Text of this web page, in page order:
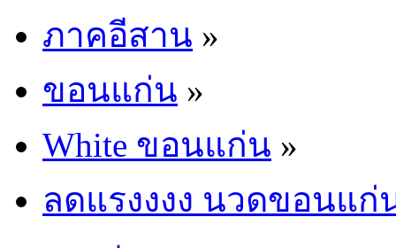
ภาคอีสาน »
ขอนแก่น »
White ขอนแก่น »
ลดแรงงงง นวดขอนแก่